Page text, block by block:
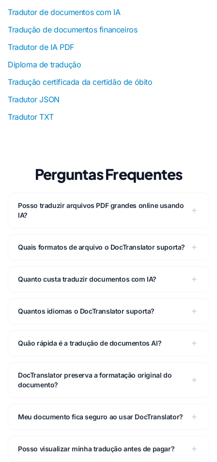
Tradutor de documentos com IA
Tradução de documentos financeiros
Tradutor de IA PDF
Diploma de tradução
Tradução certificada da certidão de óbito
Tradutor JSON
Tradutor TXT
Perguntas Frequentes
Posso traduzir arquivos PDF grandes online usando
IA?
Quais formatos de arquivo o DocTranslator suporta?
Quanto custa traduzir documentos com IA?
Quantos idiomas o DocTranslator suporta?
Quão rápida é a tradução de documentos AI?
DocTranslator preserva a formatação original do
documento?
Meu documento fica seguro ao usar DocTranslator?
Posso visualizar minha tradução antes de pagar?